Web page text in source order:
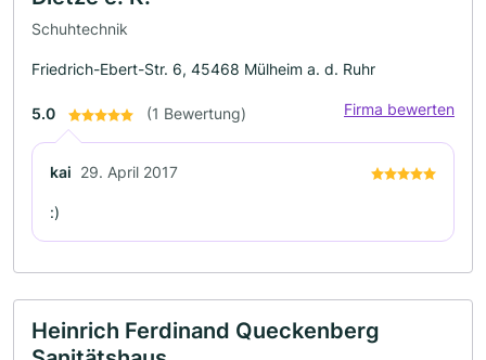
Schuhtechnik
Friedrich-Ebert-Str. 6, 45468 Mülheim a. d. Ruhr
5.0 (1 Bewertung) Firma bewerten
kai 29. April 2017
:)
Heinrich Ferdinand Queckenberg